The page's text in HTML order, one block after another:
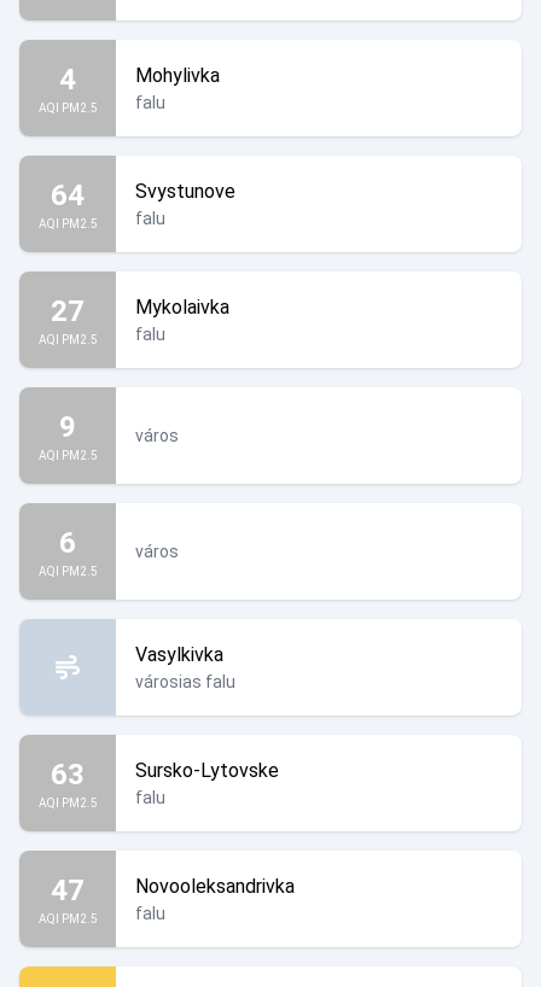
4
AQI PM2.5
Mohylivka
falu
64
AQI PM2.5
Svystunove
falu
27
AQI PM2.5
Mykolaivka
falu
9
AQI PM2.5
város
6
AQI PM2.5
város
Vasylkivka
városias falu
63
AQI PM2.5
Sursko-Lytovske
falu
47
AQI PM2.5
Novooleksandrivka
falu